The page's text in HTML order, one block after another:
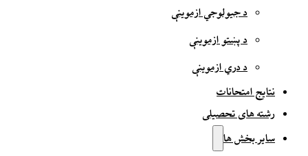
د جیولوجي ازموینې
د پښتو ازموینې
د دري ازموینې
نتایج امتحانات
رشته های تحصیلی
سایر بخش ها